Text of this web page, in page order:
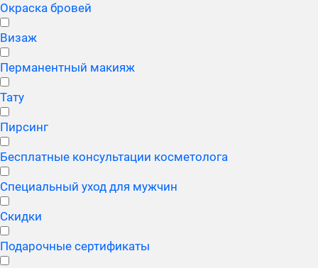
Окраска бровей
Визаж
Перманентный макияж
Тату
Пирсинг
Бесплатные консультации косметолога
Специальный уход для мужчин
Скидки
Подарочные сертификаты